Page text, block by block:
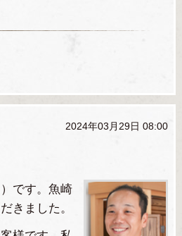
2024年03月29日 08:00
です。魚崎
きました。